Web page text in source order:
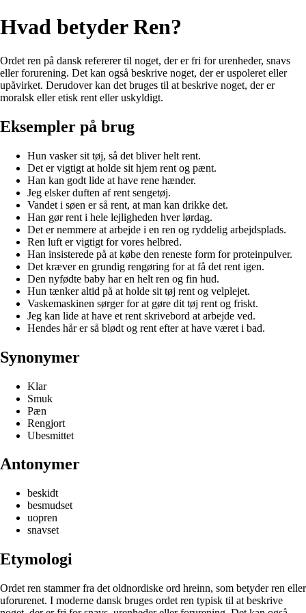
Hvad betyder Ren?
Ordet ren på dansk refererer til noget, der er fri for urenheder, snavs
eller forurening. Det kan også beskrive noget, der er uspoleret eller
upåvirket. Derudover kan det bruges til at beskrive noget, der er
moralsk eller etisk rent eller uskyldigt.
Eksempler på brug
Hun vasker sit tøj, så det bliver helt rent.
Det er vigtigt at holde sit hjem rent og pænt.
Han kan godt lide at have rene hænder.
Jeg elsker duften af rent sengetøj.
Vandet i søen er så rent, at man kan drikke det.
Han gør rent i hele lejligheden hver lørdag.
Det er nemmere at arbejde i en ren og ryddelig arbejdsplads.
Ren luft er vigtigt for vores helbred.
Han insisterede på at købe den reneste form for proteinpulver.
Det kræver en grundig rengøring for at få det rent igen.
Den nyfødte baby har en helt ren og fin hud.
Hun tænker altid på at holde sit tøj rent og velplejet.
Vaskemaskinen sørger for at gøre dit tøj rent og friskt.
Jeg kan lide at have et rent skrivebord at arbejde ved.
Hendes hår er så blødt og rent efter at have været i bad.
Synonymer
Klar
Smuk
Pæn
Rengjort
Ubesmittet
Antonymer
beskidt
besmudset
uopren
snavset
Etymologi
Ordet ren stammer fra det oldnordiske ord hreinn, som betyder ren eller
uforurenet. I moderne dansk bruges ordet ren typisk til at beskrive